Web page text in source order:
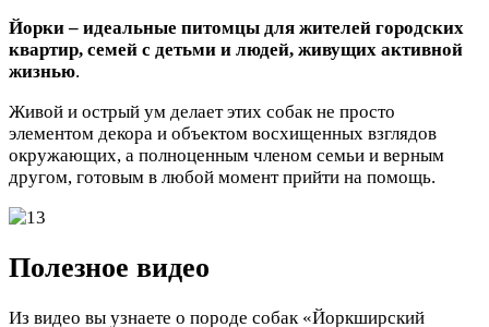
Йорки – идеальные питомцы для жителей городских
квартир, семей с детьми и людей, живущих активной
жизнью.
Живой и острый ум делает этих собак не просто
элементом декора и объектом восхищенных взглядов
окружающих, а полноценным членом семьи и верным
другом, готовым в любой момент прийти на помощь.
Полезное видео
Из видео вы узнаете о породе собак «Йоркширский